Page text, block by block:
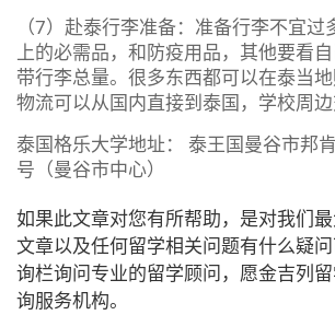
（7）赴泰行李准备：准备行李不宜
上的必需品，和防疫用品，其他要看
带行李总量。很多东西都可以在泰当
物流可以从国内直接到泰国，学校周边
泰国格乐大学地址： 泰王国曼谷市邦
号（曼谷市中心）
如果此文章对您有所帮助，是对我们
文章以及任何留学相关问题有什么疑
询栏询问专业的留学顾问，愿金吉列
询服务机构。